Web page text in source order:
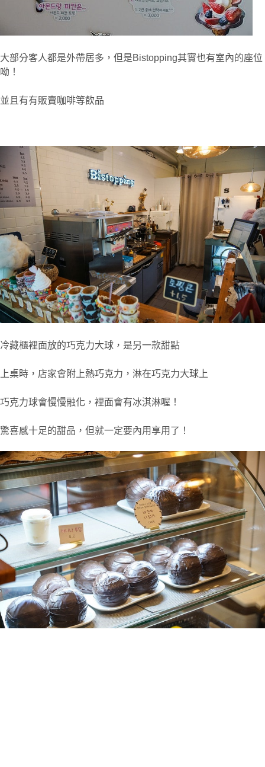
大部分客人都是外帶居多，但是Bistopping其實也有室內的座位
呦！
並且有有販賣咖啡等飲品
冷藏櫃裡面放的巧克力大球，是另一款甜點
上桌時，店家會附上熱巧克力，淋在巧克力大球上
巧克力球會慢慢融化，裡面會有冰淇淋喔！
驚喜感十足的甜品，但就一定要內用享用了！